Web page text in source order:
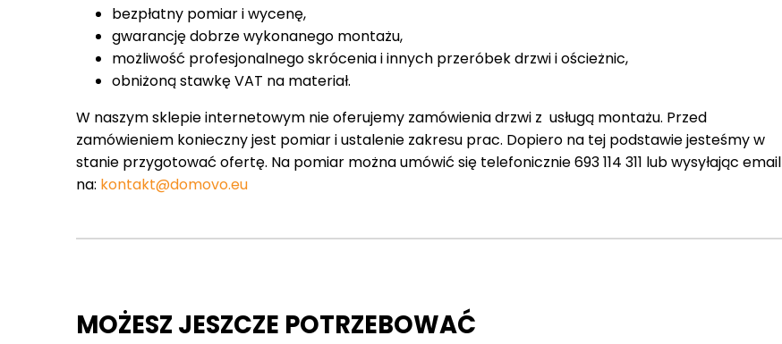
bezpłatny pomiar i wycenę,
gwarancję dobrze wykonanego montażu,
możliwość profesjonalnego skrócenia i innych przeróbek drzwi i ościeżnic,
obniżoną stawkę VAT na materiał.
W naszym sklepie internetowym nie oferujemy zamówienia drzwi z usługą montażu. Przed
zamówieniem konieczny jest pomiar i ustalenie zakresu prac. Dopiero na tej podstawie jesteśmy w
stanie przygotować ofertę. Na pomiar można umówić się telefonicznie 693 114 311 lub wysyłając email
na: kontakt@domovo.eu
MOŻESZ JESZCZE POTRZEBOWAĆ